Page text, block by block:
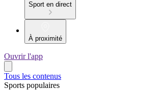
Sport en direct
À proximité
Ouvrir l'app
Tous les contenus
Sports populaires